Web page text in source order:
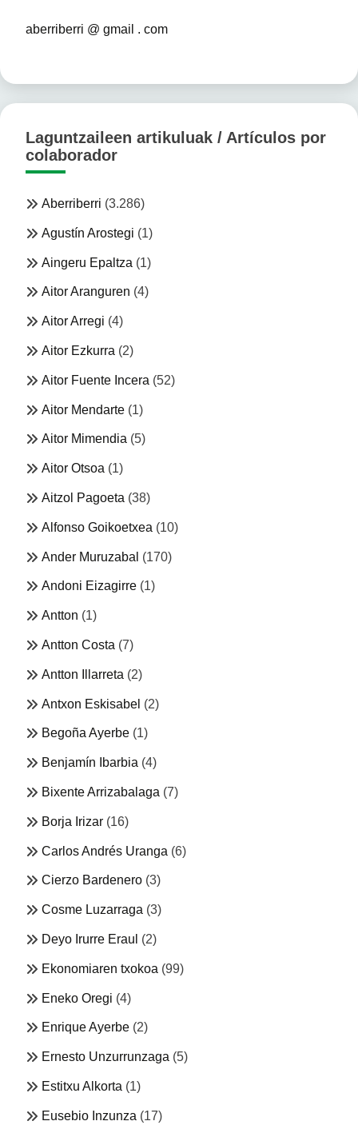
aberriberri @ gmail . com
Laguntzaileen artikuluak / Artículos por
colaborador
Aberriberri (3.286)
Agustín Arostegi (1)
Aingeru Epaltza (1)
Aitor Aranguren (4)
Aitor Arregi (4)
Aitor Ezkurra (2)
Aitor Fuente Incera (52)
Aitor Mendarte (1)
Aitor Mimendia (5)
Aitor Otsoa (1)
Aitzol Pagoeta (38)
Alfonso Goikoetxea (10)
Ander Muruzabal (170)
Andoni Eizagirre (1)
Antton (1)
Antton Costa (7)
Antton Illarreta (2)
Antxon Eskisabel (2)
Begoña Ayerbe (1)
Benjamín Ibarbia (4)
Bixente Arrizabalaga (7)
Borja Irizar (16)
Carlos Andrés Uranga (6)
Cierzo Bardenero (3)
Cosme Luzarraga (3)
Deyo Irurre Eraul (2)
Ekonomiaren txokoa (99)
Eneko Oregi (4)
Enrique Ayerbe (2)
Ernesto Unzurrunzaga (5)
Estitxu Alkorta (1)
Eusebio Inzunza (17)